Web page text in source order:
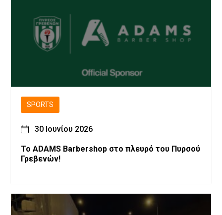
SPORTS
30 Ιουνίου 2026
Το ADAMS Barbershop στο πλευρό του Πυρσού
Γρεβενών!